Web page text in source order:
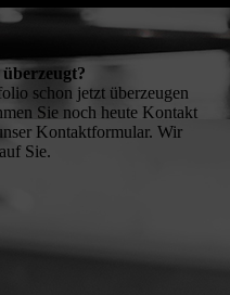
schon jetzt überzeugen
Sie noch heute Kontakt
Kontaktformular. Wir
Sie.